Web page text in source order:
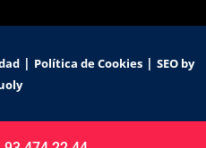
| Política de Cookies| SEO by